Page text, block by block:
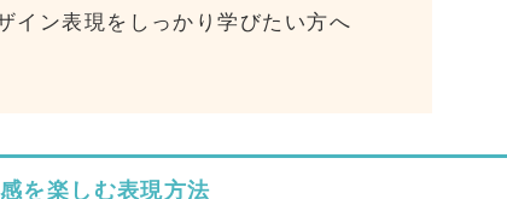
イン表現をしっかり学びたい方へ
を楽しむ表現方法